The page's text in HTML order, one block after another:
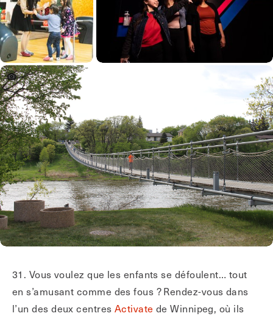
31. Vous voulez que les enfants se défoulent… tout
en s’amusant comme des fous ? Rendez-vous dans
l’un des deux centres Activate de Winnipeg, où ils